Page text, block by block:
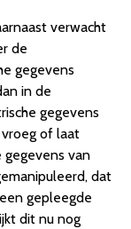
verwacht
de
gegevens
in de
gegevens
of laat
gegevens van
dat
gepleegde
dit nu nog